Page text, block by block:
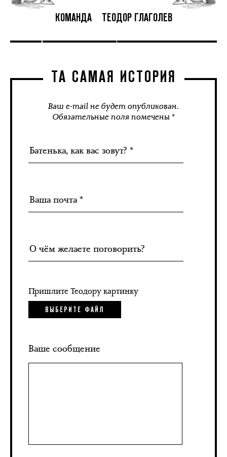
КОМАНДА ТЕОДОР ГЛАГОЛЕВ
ТА САМАЯ ИСТОРИЯ
Ваш e-mail не будет опубликован.
Обязательные поля помечены *
Пришлите Теодору картинку
ВЫБЕРИТЕ ФАЙЛ
Ваше сообщение